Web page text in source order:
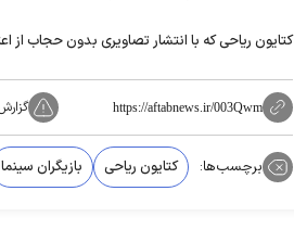
کتایون ریاحی که با انتشار تصاویری بدون حجاب از اعتراضات اخیر حمایت کرده بود، روز
https://aftabnews.ir/003Qwm
برچسب‌ها: کتایون ریاحی بازیگران سینما